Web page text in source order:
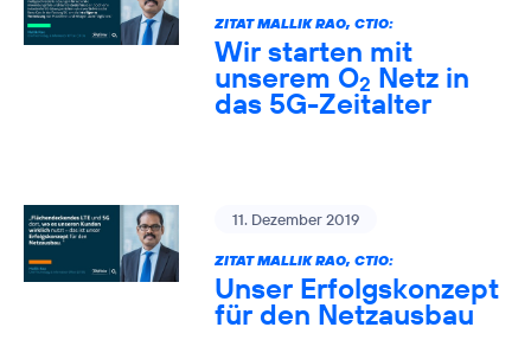
ZITAT MALLIK RAO, CTIO:
Wir starten mit
unserem O2 Netz in
das 5G-Zeitalter
11. Dezember 2019
ZITAT MALLIK RAO, CTIO:
Unser Erfolgskonzept
für den Netzausbau